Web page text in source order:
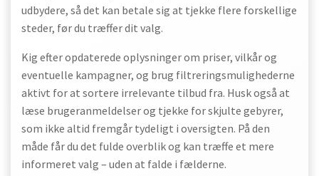
udbydere, så det kan betale sig at tjekke flere forskellige
steder, før du træffer dit valg.
Kig efter opdaterede oplysninger om priser, vilkår og
eventuelle kampagner, og brug filtreringsmulighederne
aktivt for at sortere irrelevante tilbud fra. Husk også at
læse brugeranmeldelser og tjekke for skjulte gebyrer,
som ikke altid fremgår tydeligt i oversigten. På den
måde får du det fulde overblik og kan træffe et mere
informeret valg – uden at falde i fælderne.